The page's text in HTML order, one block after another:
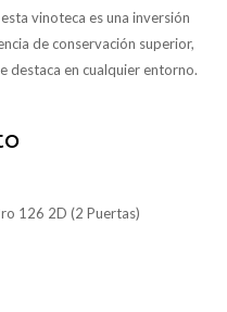
vinoteca es una inversión
de conservación superior,
destaca en cualquier entorno.
126 2D (2 Puertas)